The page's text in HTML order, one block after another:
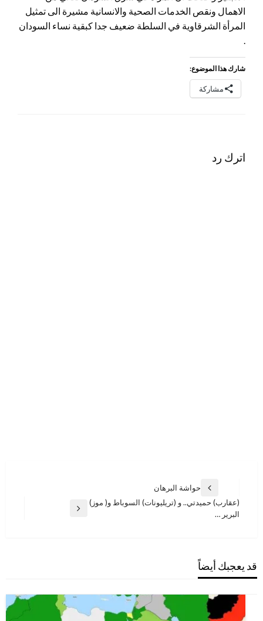
الاهمال ونقص الخدمات الصحية والانسانية مشيرة الى تمثيل
المرأة الشرقاوية في السلطة ضعيف جدا كبقية نساء السودان
.
شارك هذا الموضوع:
مشاركة
اترك رد
المقالات
المقالة
السابقة
حواشة البرهان
المقالة
(عقارب) حميدتي.. و (تريليونات) السوباط و( موز)
البرير …
قد يعجبك أيضاً